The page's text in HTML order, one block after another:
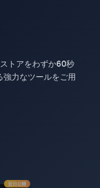
トアをわずか60秒
力なツールをご用
近日公開